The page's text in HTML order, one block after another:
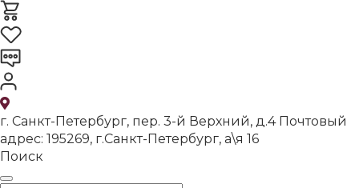
г. Санкт-Петербург, пер. 3-й Верхний, д.4 Почтовый
адрес: 195269, г.Санкт-Петербург, а\я 16
Поиск